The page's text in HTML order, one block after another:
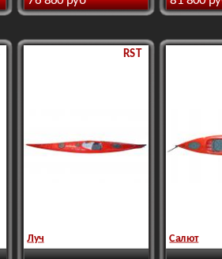
RST
Луч Салют